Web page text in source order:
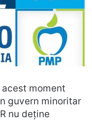
moment
guvern minoritar
nu deține